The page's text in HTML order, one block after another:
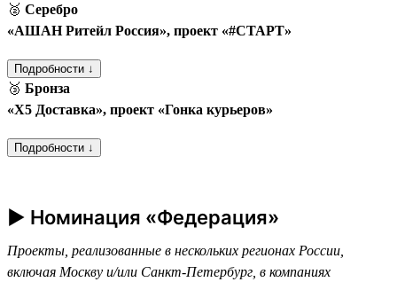
🥈 Серебро
«АШАН Ритейл Россия», проект «#СТАРТ»
Подробности ↓
🥉 Бронза
«Х5 Доставка», проект «Гонка курьеров»
Подробности ↓
► Номинация «Федерация»
Проекты, реализованные в нескольких регионах России,
включая Москву и/или Санкт-Петербург, в компаниях